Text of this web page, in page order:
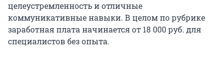
целеустремленность и отличные
коммуникативные навыки. В целом по рубрике
заработная плата начинается от 18 000 руб. для
специалистов без опыта.